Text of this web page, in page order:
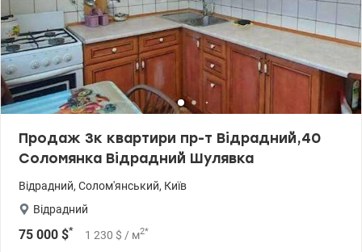
Продаж 3к квартири пр-т Відрадний,40
Соломянка Відрадний Шулявка
Відрадний, Солом'янський, Київ
Відрадний
75 000 $* 1 230 $ / м2*